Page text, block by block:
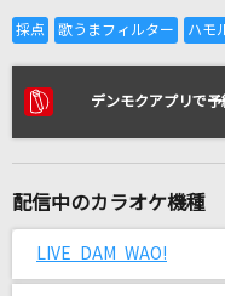
リアルタイ
夏祭り
Angel
ちゃんみな
デンモクアプリで予
配信中のカラオケ機種
LIVE DAM WAO!